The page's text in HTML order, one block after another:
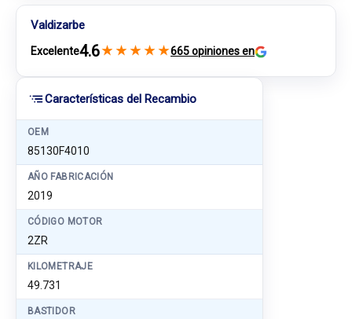
Características del Recambio
OEM
85130F4010
AÑO FABRICACIÓN
2019
CÓDIGO MOTOR
2ZR
KILOMETRAJE
49.731
BASTIDOR
Valdizarbe
Excelente4.6★ ★ ★ ★ ★665 opiniones en